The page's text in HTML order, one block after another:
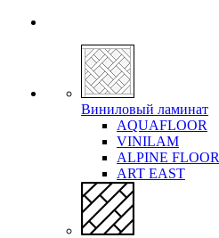
Виниловый ламинат
AQUAFLOOR
VINILAM
ALPINE FLOOR
ART EAST